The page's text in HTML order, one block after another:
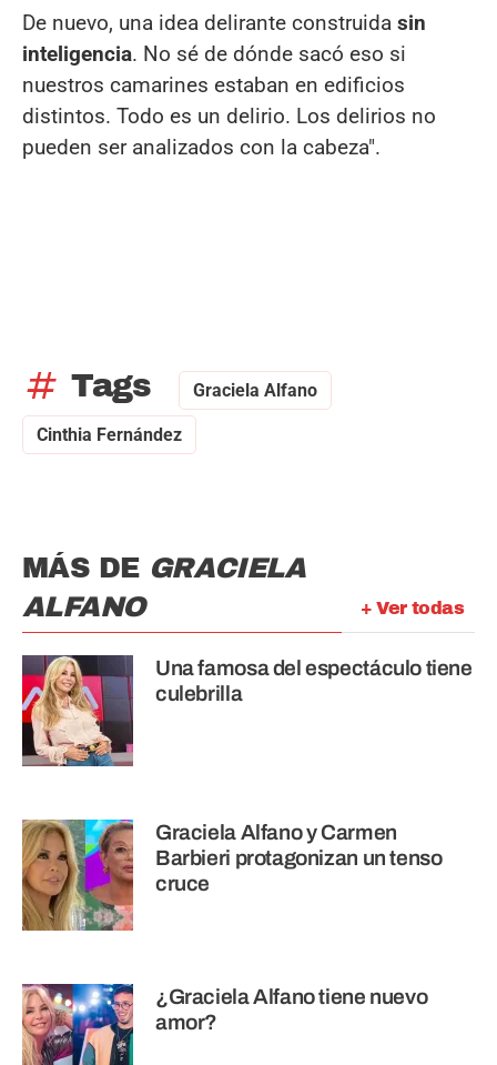
De nuevo, una idea delirante construida sin
inteligencia. No sé de dónde sacó eso si
nuestros camarines estaban en edificios
distintos. Todo es un delirio. Los delirios no
pueden ser analizados con la cabeza".
tag Tags Graciela Alfano
Cinthia Fernández
+ Ver todas
MÁS DE GRACIELA
ALFANO
Una famosa del espectáculo tiene
culebrilla
Graciela Alfano y Carmen
Barbieri protagonizan un tenso
cruce
¿Graciela Alfano tiene nuevo
amor?